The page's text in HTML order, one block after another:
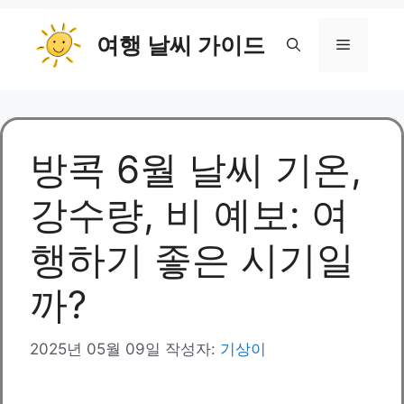
너
여행 날씨 가이드 메
방콕 6월 날씨 기온,
강수량, 비 예보: 여
행하기 좋은 시기일
까?
2025년 05월 09일 작성자: 기상이